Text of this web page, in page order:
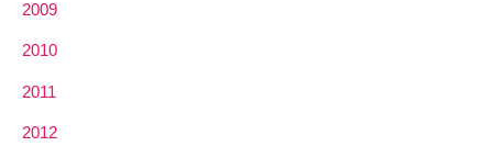
2009
2010
2011
2012